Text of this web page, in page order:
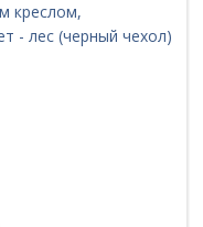
креслом,
- лес (черный чехол)